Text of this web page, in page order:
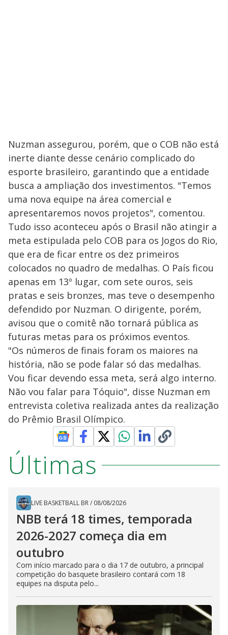
Nuzman assegurou, porém, que o COB não está
inerte diante desse cenário complicado do
esporte brasileiro, garantindo que a entidade
busca a ampliação dos investimentos. "Temos
uma nova equipe na área comercial e
apresentaremos novos projetos", comentou.
Tudo isso aconteceu após o Brasil não atingir a
meta estipulada pelo COB para os Jogos do Rio,
que era de ficar entre os dez primeiros
colocados no quadro de medalhas. O País ficou
apenas em 13º lugar, com sete ouros, seis
pratas e seis bronzes, mas teve o desempenho
defendido por Nuzman. O dirigente, porém,
avisou que o comitê não tornará pública as
futuras metas para os próximos eventos.
"Os números de finais foram os maiores na
história, não se pode falar só das medalhas.
Vou ficar devendo essa meta, será algo interno.
Não vou falar para Tóquio", disse Nuzman em
entrevista coletiva realizada antes da realização
do Prêmio Brasil Olímpico.
Últimas
LIVE BASKETBALL BR/ 08/08/2026
NBB terá 18 times, temporada
2026-2027 começa dia em
outubro
Com início marcado para o dia 17 de outubro, a principal
competição do basquete brasileiro contará com 18
equipes na disputa pelo...